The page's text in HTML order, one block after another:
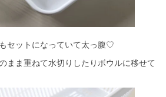
セットになっていて太っ腹♡
まま重ねて水切りしたりボウルに移せて